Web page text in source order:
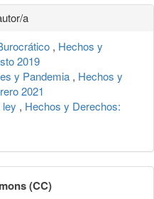
a
, Hechos y
2019
y Pandemia , Hechos y
2021
ley , Hechos y Derechos:
(CC)